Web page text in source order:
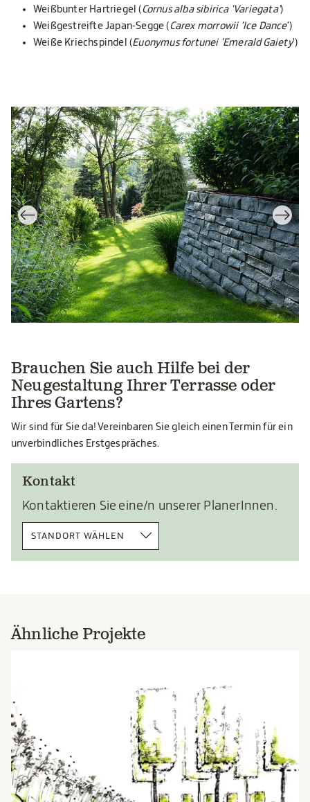
Weißbunter Hartriegel (Cornus alba sibirica 'Variegata')
Weißgestreifte Japan-Segge (Carex morrowii 'Ice Dance')
Weiße Kriechspindel (Euonymus fortunei 'Emerald Gaiety')
Brauchen Sie auch Hilfe bei der
Neugestaltung Ihrer Terrasse oder
Ihres Gartens?
Wir sind für Sie da! Vereinbaren Sie gleich einen Termin für ein
unverbindliches Erstgespräches.
Kontakt
Kontaktieren Sie eine/n unserer PlanerInnen.
STANDORT WÄHLEN
Ähnliche Projekte